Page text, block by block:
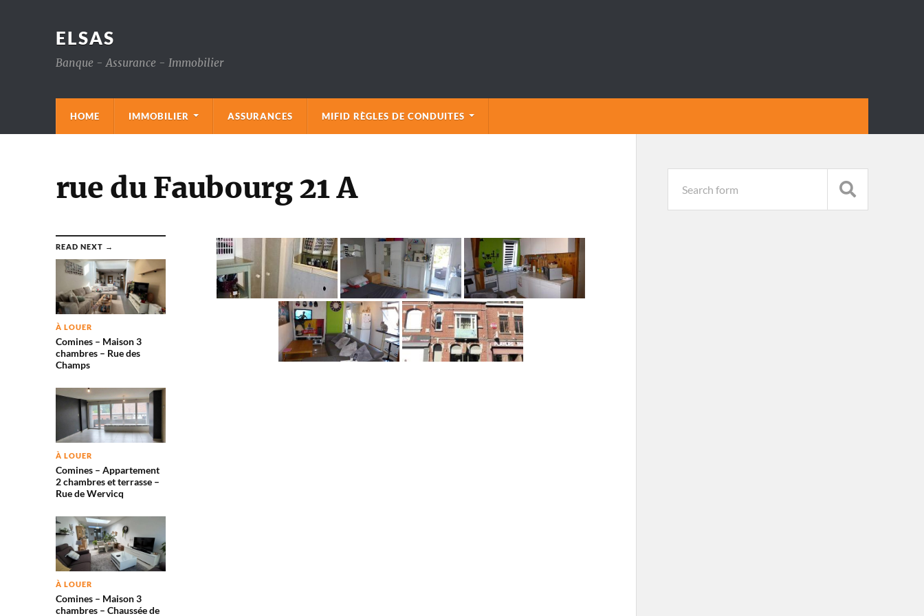
ELSAS
Banque - Assurance - Immobilier
HOME IMMOBILIER ASSURANCES MIFID RÈGLES DE CONDUITES
rue du Faubourg 21 A
READ NEXT →
À LOUER
Comines – Maison 3
chambres – Rue des
Champs
À LOUER
Comines – Appartement
2 chambres et terrasse –
Rue de Wervicq
À LOUER
Comines – Maison 3
chambres – Chaussée de